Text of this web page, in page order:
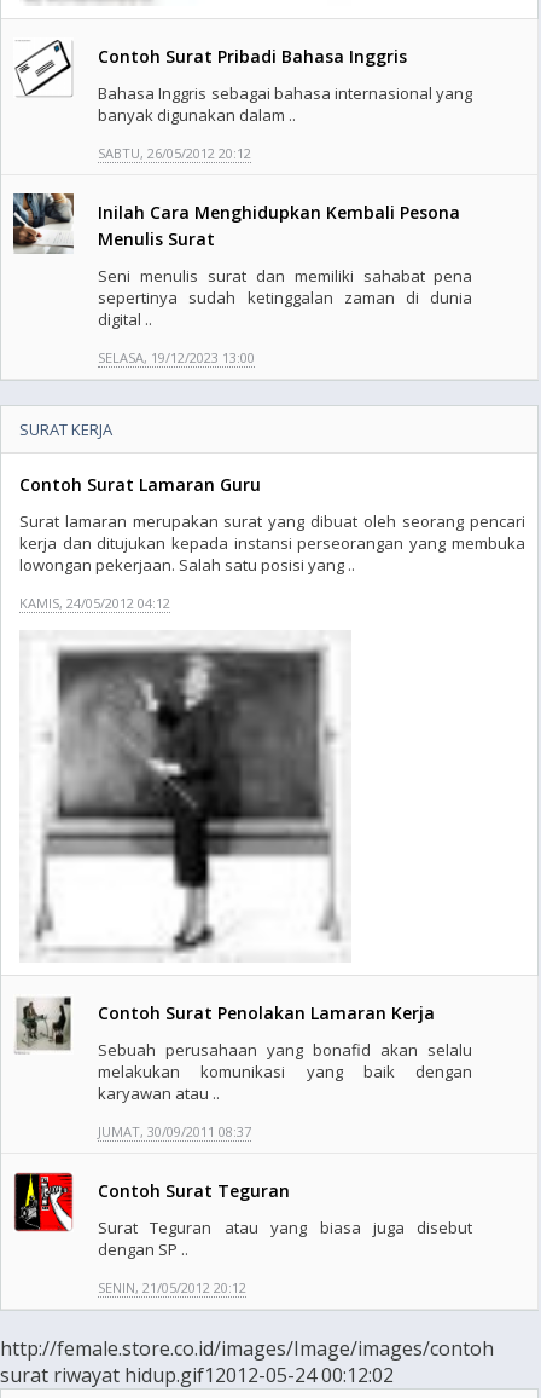
Contoh Surat Pribadi Bahasa Inggris
Bahasa Inggris sebagai bahasa internasional yang
banyak digunakan dalam ..
SABTU, 26/05/2012 20:12
Inilah Cara Menghidupkan Kembali Pesona
Menulis Surat
Seni menulis surat dan memiliki sahabat pena
sepertinya sudah ketinggalan zaman di dunia
digital ..
SELASA, 19/12/2023 13:00
SURAT KERJA
Contoh Surat Lamaran Guru
Surat lamaran merupakan surat yang dibuat oleh seorang pencari
kerja dan ditujukan kepada instansi perseorangan yang membuka
lowongan pekerjaan. Salah satu posisi yang ..
KAMIS, 24/05/2012 04:12
Contoh Surat Penolakan Lamaran Kerja
Sebuah perusahaan yang bonafid akan selalu
melakukan komunikasi yang baik dengan
karyawan atau ..
JUMAT, 30/09/2011 08:37
Contoh Surat Teguran
Surat Teguran atau yang biasa juga disebut
dengan SP ..
SENIN, 21/05/2012 20:12
http://female.store.co.id/images/Image/images/contoh
surat riwayat hidup.gif12012-05-24 00:12:02